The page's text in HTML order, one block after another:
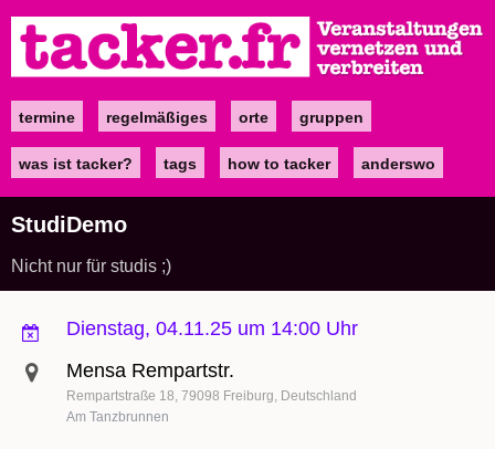
zum
Inhalt
Maintermine regelmäßiges orte gruppen
was ist tacker? tags how to tacker anderswo
StudiDemo
Nicht nur für studis ;)
Dienstag, 04.11.25 um 14:00 Uhr
Mensa Rempartstr.
Rempartstraße 18 79098 Freiburg Deutschland
Am Tanzbrunnen